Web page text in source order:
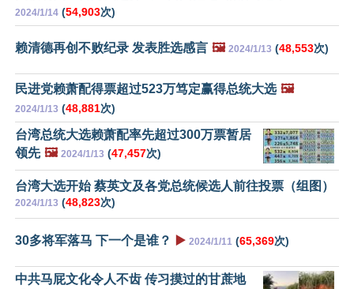
2024/1/14 (54,903次)
赖清德再创不败纪录 发表胜选感言 🖼️ 2024/1/13 (48,553次)
民进党赖萧配得票超过523万笃定赢得总统大选 🖼️
2024/1/13 (48,881次)
台湾总统大选赖萧配率先超过300万票暂居
领先 🖼️ 2024/1/13 (47,457次)
台湾大选开始 蔡英文及各党总统候选人前往投票（组图）
2024/1/13 (48,823次)
30多将军落马 下一个是谁？ ▶️ 2024/1/11 (65,369次)
中共马屁文化令人不齿 传习摸过的甘蔗地